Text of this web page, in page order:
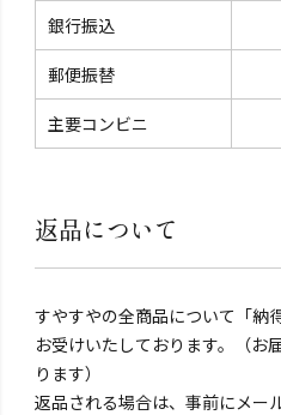
銀行振込
郵便振替
主要コンビニ
返品について
すやすやの全商品について「納
お受けいたしております。（お
ります）
返品される場合は、事前にメー